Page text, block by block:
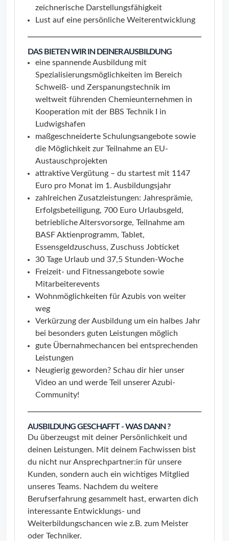
zeichnerische Darstellungsfähigkeit
Lust auf eine persönliche Weiterentwicklung
DAS BIETEN WIR IN DEINER AUSBILDUNG
eine spannende Ausbildung mit
Spezialisierungsmöglichkeiten im Bereich
Schweiß- und Zerspanungstechnik im
weltweit führenden Chemieunternehmen in
Kooperation mit der BBS Technik I in
Ludwigshafen
maßgeschneiderte Schulungsangebote sowie
die Möglichkeit zur Teilnahme an EU-
Austauschprojekten
attraktive Vergütung – du startest mit 1147
Euro pro Monat im 1. Ausbildungsjahr
zahlreichen Zusatzleistungen: Jahresprämie,
Erfolgsbeteiligung, 700 Euro Urlaubsgeld,
betriebliche Altersvorsorge, Teilnahme am
BASF Aktienprogramm, Tablet,
Essensgeldzuschuss, Zuschuss Jobticket
30 Tage Urlaub und 37,5 Stunden-Woche
Freizeit- und Fitnessangebote sowie
Mitarbeiterevents
Wohnmöglichkeiten für Azubis von weiter
weg
Verkürzung der Ausbildung um ein halbes Jahr
bei besonders guten Leistungen möglich
gute Übernahmechancen bei entsprechenden
Leistungen
Neugierig geworden? Schau dir hier unser
Video an und werde Teil unserer Azubi-
Community!
AUSBILDUNG GESCHAFFT - WAS DANN ?
Du überzeugst mit deiner Persönlichkeit und
deinen Leistungen. Mit deinem Fachwissen bist
du nicht nur Ansprechpartner:in für unsere
Kunden, sondern auch ein wichtiges Mitglied
unseres Teams. Nachdem du weitere
Berufserfahrung gesammelt hast, erwarten dich
interessante Entwicklungs- und
Weiterbildungschancen wie z.B. zum Meister
oder Techniker.